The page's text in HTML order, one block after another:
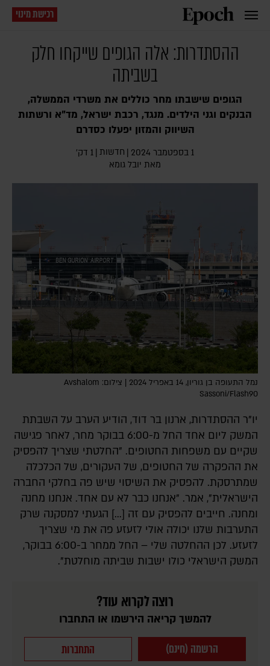
רכישת מינוי
ההסתדרות: אלה הגופים שייקחו חלק
בשביתה
הגופים שישבתו מחר כוללים את משרדי הממשלה,
הבנקים וגני הילדים. מנגד, רכבת ישראל, מד"א ורשתות
השיווק והמזון יפעלו כסדרם
1 בספטמבר 2024 | חדשות | 1 דק׳
מאת יובל גומא
נמל התעופה בן גוריון, 14 באפריל 2024 | צילום: Avshalom
Sassoni/Flash90
יו"ר ההסתדרות, ארנון בר דוד, הודיע הערב על השבתת
המשק ליום אחד החל מ-6:00 בבוקר מחר, לאחר פגישה
שקיים עם משפחות החטופים. "החלטתי שצריך להפסיק
את ההפקרה של החטופים, של העקורים, של הכלכלה
שמתרסקת. להפסיק את השיסוי שיש פה בחלקי החברה
הישראלית", אמר. "אנחנו כבר לא עם אחד. אנחנו מחנה
ומחנה. חייבים להפסיק עם זה [...] הגעתי למסקנה שרק
התערבות שלנו יכולה אולי לזעזע פה את מי שצריך
לזעזע. לכן ההחלטה שלי – החל ממחר ב-6:00 בבוקר,
המשק הישראלי כולו ישבות שביתה מוחלטת".
רוצה לקרוא עוד?
להמשך קריאה הירשמו או התחברו
הרשמה (חינם) התחברות